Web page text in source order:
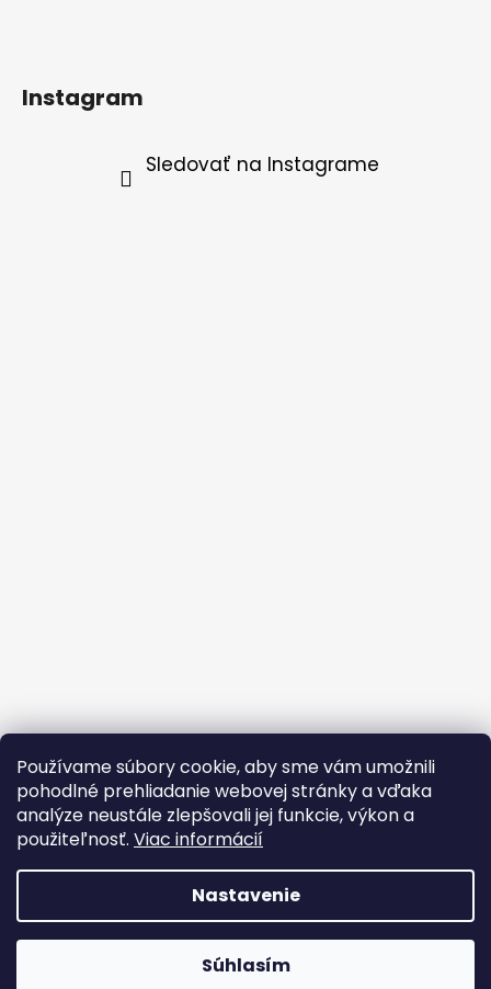
Používame súbory cookie, aby sme vám umožnili
pohodlné prehliadanie webovej stránky a vďaka
analýze neustále zlepšovali jej funkcie, výkon a
použiteľnosť. Viac informácií
Nastavenie
Súhlasím
Instagram
Sledovať na Instagrame
Oxybag.sk. Všetky práva vyhradené.